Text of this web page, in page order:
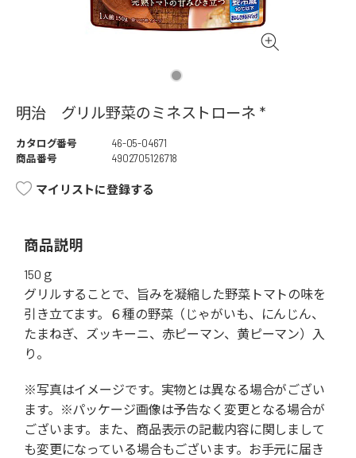
明治 グリル野菜のミネストローネ *
カタログ番号
46-05-04671
商品番号
4902705126718
マイリストに登録する
商品説明
150ｇ
グリルすることで、旨みを凝縮した野菜トマトの味を
引き立てます。６種の野菜（じゃがいも、にんじん、
たまねぎ、ズッキーニ、赤ピーマン、黄ピーマン）入
り。
※写真はイメージです。実物とは異なる場合がござい
ます。※パッケージ画像は予告なく変更となる場合が
ございます。また、商品表示の記載内容に関しまして
も変更になっている場合もございます。お手元に届き